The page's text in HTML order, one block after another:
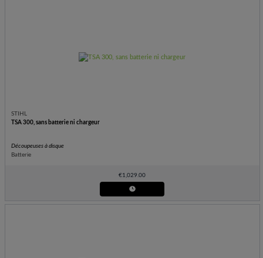
STIHL
TSA 300, sans batterie ni chargeur
Découpeuses à disque
Batterie
€1,029.00